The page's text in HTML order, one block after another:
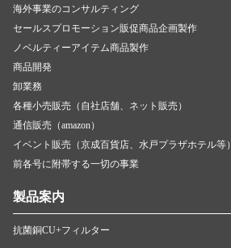
海外事業のコンサルティング
セールスプロモーション販促商品企画製作
ノベルティーアイテム商品製作
商品開発
卸業務
各種小売販売（自社店舗、ネット販売）
通信販売（amazon）
イベント販売（京成百貨店、水戸プラザホテル等）
前各号に附帯する一切の事業
製品案内
抗菌銅CU+フィルター